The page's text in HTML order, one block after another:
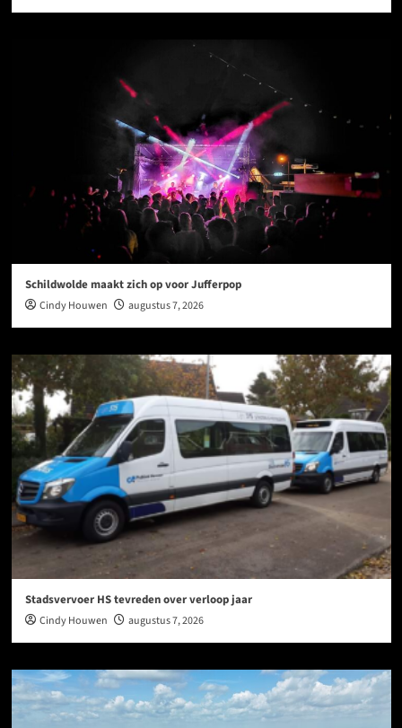
Schildwolde maakt zich op voor Jufferpop
Cindy Houwen augustus 7, 2026
Stadsvervoer HS tevreden over verloop jaar
Cindy Houwen augustus 7, 2026